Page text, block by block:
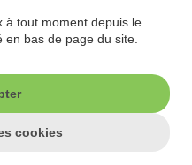
Mentions légales
Réglementations
Politique de
Confidentialité
à tout moment depuis le
en bas de page du site.
cookies